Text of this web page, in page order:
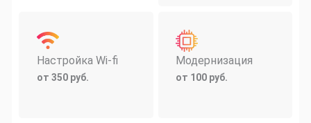
Настройка Wi-fi
от 350 руб.
Модернизация
от 100 руб.